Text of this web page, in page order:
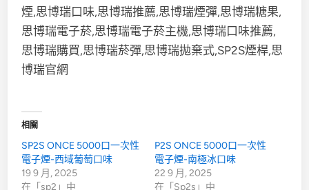
相關
SP2S ONCE 5000口一次性
電子煙-西域葡萄口味
19 9 月, 2025
在「sp2」中
P2S ONCE 5000口一次性
電子煙-南極冰口味
22 9 月, 2025
在「Sp2s」中